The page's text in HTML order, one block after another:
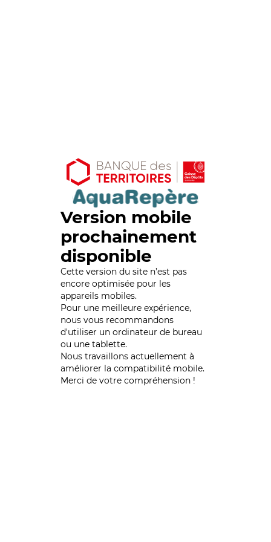
Version mobile
prochainement
disponible
Cette version du site n’est pas
encore optimisée pour les
appareils mobiles.
Pour une meilleure expérience,
nous vous recommandons
d'utiliser un ordinateur de bureau
ou une tablette.
Nous travaillons actuellement à
améliorer la compatibilité mobile.
Merci de votre compréhension !